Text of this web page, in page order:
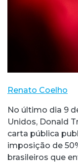
Renato Coelho
No último dia 9
Unidos, Donald
carta pública
imposição de
brasileiros que